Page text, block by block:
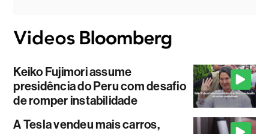
Keiko Fujimori assume
presidência do Peru com desafio
de romper instabilidade
A Tesla vendeu mais carros,